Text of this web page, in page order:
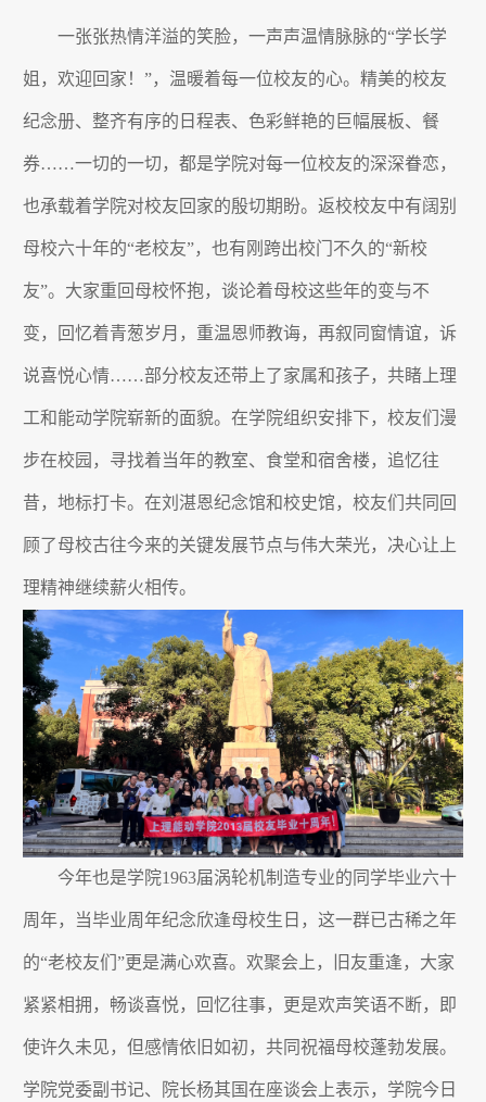
一张张热情洋溢的笑脸，一声声温情脉脉的“学长学
姐，欢迎回家！”，温暖着每一位校友的心。精美的校友
纪念册、整齐有序的日程表、色彩鲜艳的巨幅展板、餐
券……一切的一切，都是学院对每一位校友的深深眷恋，
也承载着学院对校友回家的殷切期盼。返校校友中有阔别
母校六十年的“老校友”，也有刚跨出校门不久的“新校
友”。大家重回母校怀抱，谈论着母校这些年的变与不
变，回忆着青葱岁月，重温恩师教诲，再叙同窗情谊，诉
说喜悦心情……部分校友还带上了家属和孩子，共睹上理
工和能动学院崭新的面貌。在学院组织安排下，校友们漫
步在校园，寻找着当年的教室、食堂和宿舍楼，追忆往
昔，地标打卡。在刘湛恩纪念馆和校史馆，校友们共同回
顾了母校古往今来的关键发展节点与伟大荣光，决心让上
理精神继续薪火相传。
今年也是学院1963届涡轮机制造专业的同学毕业六十
周年，当毕业周年纪念欣逢母校生日，这一群已古稀之年
的“老校友们”更是满心欢喜。欢聚会上，旧友重逢，大家
紧紧相拥，畅谈喜悦，回忆往事，更是欢声笑语不断，即
使许久未见，但感情依旧如初，共同祝福母校蓬勃发展。
学院党委副书记、院长杨其国在座谈会上表示，学院今日